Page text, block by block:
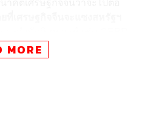
นจะไม่สามารถแซงสหรัฐฯ
MORE